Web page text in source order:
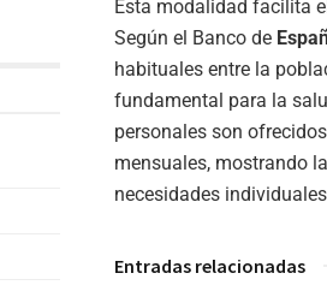
Esta modalidad facilita
Según el Banco de
habituales entre la
fundamental para la
personales son
mensuales, mostrando
necesidades
Entradas relacionadas